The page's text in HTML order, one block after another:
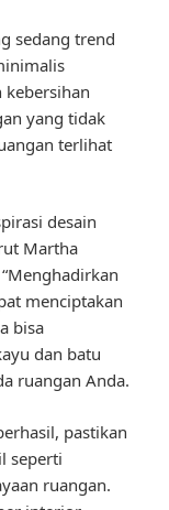
sedang trend
kebersihan
yang tidak
terlihat
desain
Martha
menciptakan
bisa
dan batu
ruangan Anda.
pastikan
seperti
ruangan.